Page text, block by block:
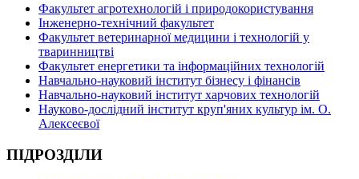
Факультет агротехнологій і природокористування
Інженерно-технічний факультет
Факультет ветеринарної медицини і технологій у
тваринництві
Факультет енергетики та інформаційних технологій
Навчально-науковий інститут бізнесу і фінансів
Навчально-науковий інститут харчових технологій
Науково-дослідний інститут круп'яних культур ім. О.
Алексеєвої
ПІДРОЗДІЛИ